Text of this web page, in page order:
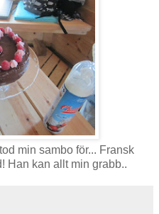
min sambo för... Fransk
Han kan allt min grabb..